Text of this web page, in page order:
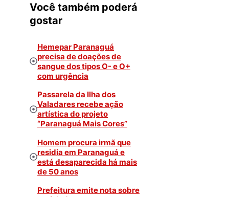
Você também poderá
gostar
Hemepar Paranaguá
precisa de doações de
sangue dos tipos O- e O+
com urgência
Passarela da Ilha dos
Valadares recebe ação
artística do projeto
“Paranaguá Mais Cores”
Homem procura irmã que
residia em Paranaguá e
está desaparecida há mais
de 50 anos
Prefeitura emite nota sobre